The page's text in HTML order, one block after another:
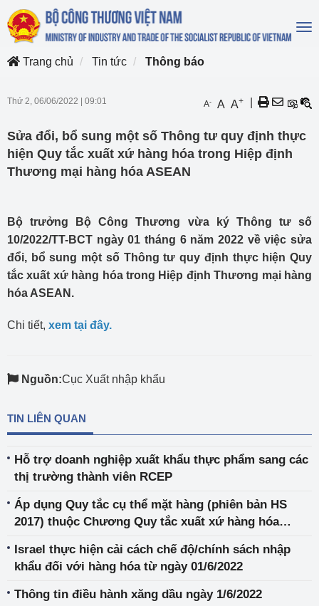
Trang chủ
Tin tức Thông báo
Thứ 2, 06/06/2022 09:01 A- A A+
Sửa đổi, bổ sung một số Thông tư quy định thực
hiện Quy tắc xuất xứ hàng hóa trong Hiệp định
Thương mại hàng hóa ASEAN
Bộ trưởng Bộ Công Thương vừa ký Thông tư số
10/2022/TT-BCT ngày 01 tháng 6 năm 2022 về việc sửa
đổi, bổ sung một số Thông tư quy định thực hiện Quy
tắc xuất xứ hàng hóa trong Hiệp định Thương mại hàng
hóa ASEAN.
Chi tiết, xem tại đây.
Nguồn:Cục Xuất nhập khẩu
TIN LIÊN QUAN
Hỗ trợ doanh nghiệp xuất khẩu thực phẩm sang các
thị trường thành viên RCEP
Áp dụng Quy tắc cụ thể mặt hàng (phiên bản HS
2017) thuộc Chương Quy tắc xuất xứ hàng hóa
Israel thực hiện cải cách chế độ/chính sách nhập
khẩu đối với hàng hóa từ ngày 01/6/2022
Thông tin điều hành xăng dầu ngày 1/6/2022